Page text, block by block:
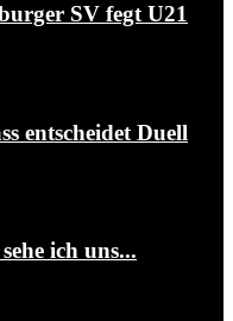
SV fegt U21
entscheidet Duell
ich uns...